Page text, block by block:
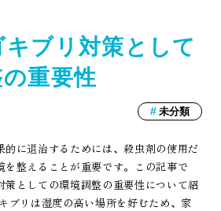
ブリ対策として
重要性
未分類
的に退治するためには、殺虫剤の使用だ
を整えることが重要です。この記事で
策としての環境調整の重要性について紹
ブリは湿度の高い場所を好むため、家